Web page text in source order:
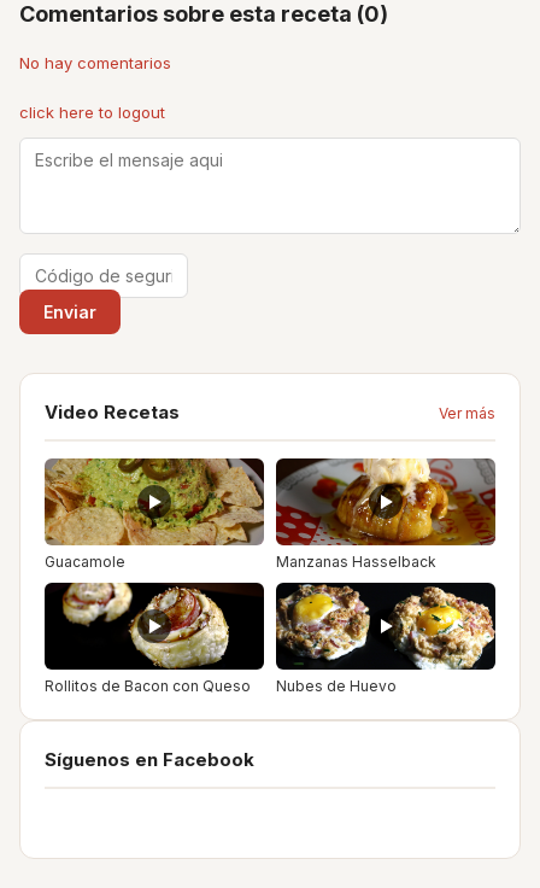
Comentarios sobre esta receta (0)
No hay comentarios
click here to logout
Video Recetas Ver más
Guacamole Manzanas Hasselback
Rollitos de Bacon con Queso Nubes de Huevo
Síguenos en Facebook